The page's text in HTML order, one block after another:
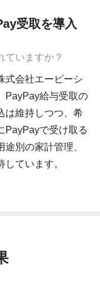
受取を導入
ていますか？
式会社エーピーシ
PayPay給与受取の
は維持しつつ、希
PayPayで受け取る
別の家計管理、
ています。